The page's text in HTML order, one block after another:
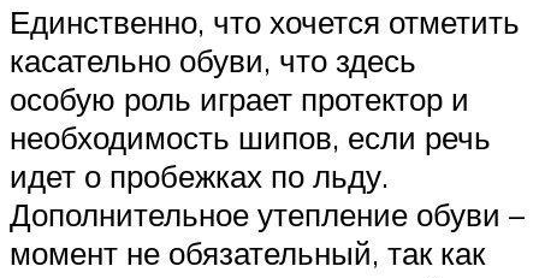
Единственно, что хочется отметить
касательно обуви, что здесь
особую роль играет протектор и
необходимость шипов, если речь
идет о пробежках по льду.
Дополнительное утепление обуви –
момент не обязательный, так как